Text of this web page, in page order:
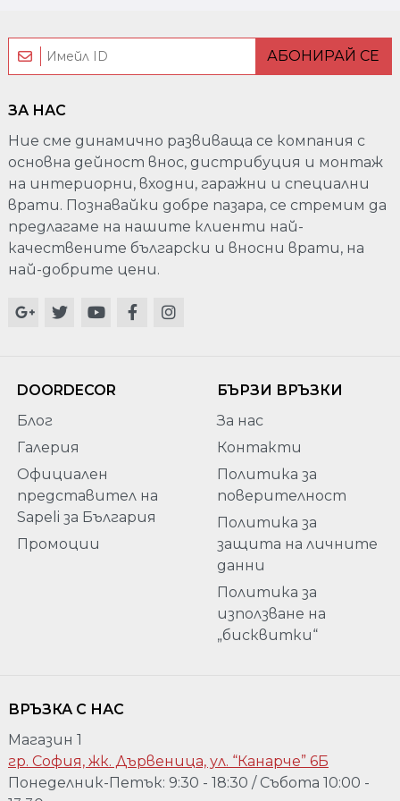
АБОНИРАЙ СЕ
ЗА НАС
Ние сме динамично развиваща се компания с
основна дейност внос, дистрибуция и монтаж
на интериорни, входни, гаражни и специални
врати. Познавайки добре пазара, се стремим да
предлагаме на нашите клиенти най-
качествените български и вносни врати, на
най-добрите цени.
DOORDECOR
Блог
Галерия
Официален
представител на
Sapeli за България
Промоции
БЪРЗИ ВРЪЗКИ
За нас
Контакти
Политика за
поверителност
Политика за
защита на личните
данни
Политика за
използване на
„бисквитки“
ВРЪЗКА С НАС
Магазин 1
гр. София, жк. Дървеница, ул. “Канарче” 6Б
Понеделник-Петък: 9:30 - 18:30 / Събота 10:00 -